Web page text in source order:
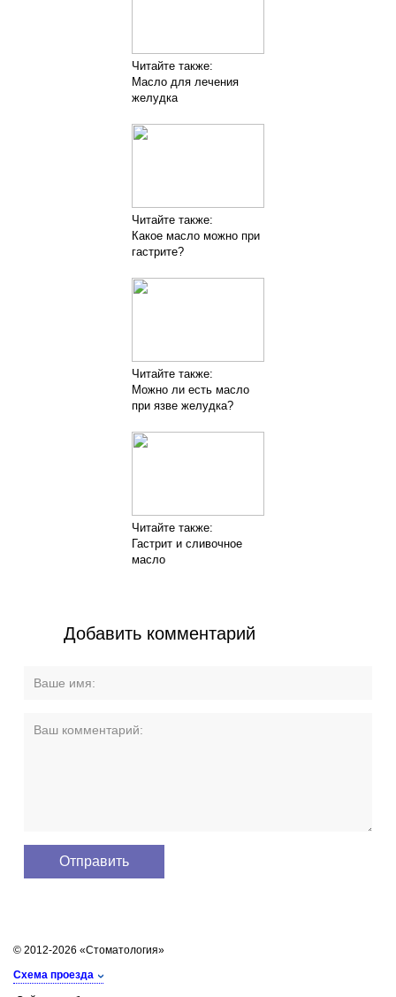
Читайте также:
Масло для лечения
желудка
Читайте также:
Какое масло можно при
гастрите?
Читайте также:
Можно ли есть масло
при язве желудка?
Читайте также:
Гастрит и сливочное
масло
Добавить комментарий
© 2012-2026 «Стоматология»
Схема проезда